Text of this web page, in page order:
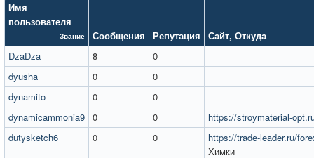
Имя
пользователя
Звание Сообщения Репутация Сайт, Откуда
DzaDza
8
0
dyusha
0
0
dynamito
0
0
dynamicammonia9 0 0
https://stroymaterial-
dutysketch6
0 0
https://trade-leader.ru/
Химки